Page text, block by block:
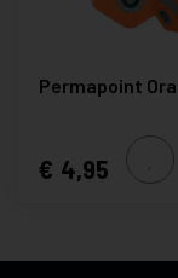
Permapoint
4,95